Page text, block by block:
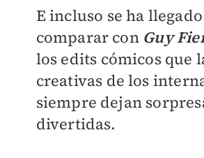
E incluso se ha
comparar con Guy
los edits cómicos que
creativas de los
siempre dejan
divertidas.